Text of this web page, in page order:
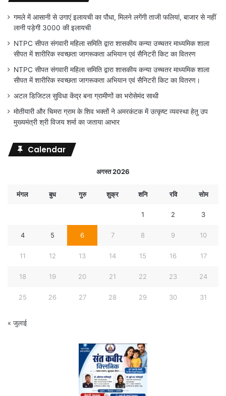
गमले में आसानी से उगाएं इलायची का पौधा, मिलने लगेंगी ताजी फलियां, बाजार से नहीं
लानी पड़ेगी 3000 की इलायची
NTPC सीपत संगवारी महिला समिति द्वारा शासकीय कन्या उच्चतर माध्यमिक शाला
सीपत में शारीरिक स्वच्छता जागरूकता अभियान एवं सैनिटरी किट का वितरण
NTPC सीपत संगवारी महिला समिति द्वारा शासकीय कन्या उच्चतर माध्यमिक शाला
सीपत में शारीरिक स्वच्छता जागरूकता अभियान एवं सैनिटरी किट का वितरण।
अटल डिजिटल सुविधा केंद्र बना ग्रामीणों का भरोसेमंद साथी
मोतीयारी और चिमरा ग्राम के शिव भक्तों ने अमरकंटक में उत्कृष्ट व्यवस्था हेतु उप
मुख्यमंत्री श्री विजय शर्मा का जताया आभार
Calendar
अगस्त 2026
मंगल बुध गुरु शुक्र शनि रवि सोम
1 2 3
4 5 6 7 8 9 10
11 12 13 14 15 16 17
18 19 20 21 22 23 24
25 26 27 28 29 30 31
« जुलाई